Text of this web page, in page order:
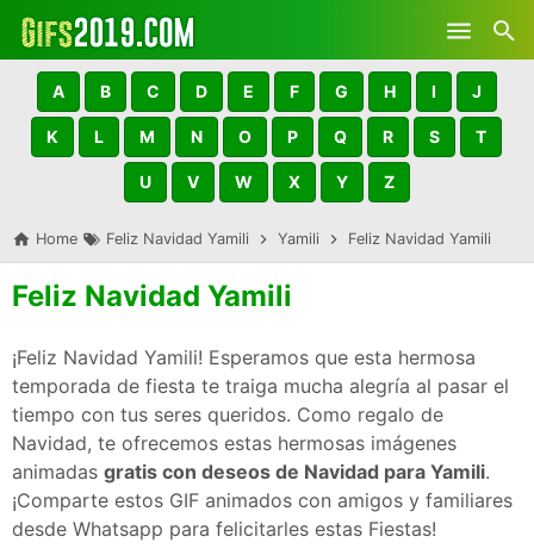
Skip to main content
A B C D E F G H I J
K L M N O P Q R S T
U V W X Y Z
Home Feliz Navidad Yamili Yamili Feliz Navidad Yamili
Feliz Navidad Yamili
¡Feliz Navidad Yamili! Esperamos que esta hermosa
temporada de fiesta te traiga mucha alegría al pasar el
tiempo con tus seres queridos. Como regalo de
Navidad, te ofrecemos estas hermosas imágenes
animadas gratis con deseos de Navidad para Yamili.
¡Comparte estos GIF animados con amigos y familiares
desde Whatsapp para felicitarles estas Fiestas!